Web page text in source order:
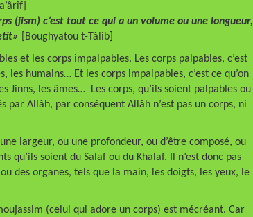
(jism) c’est tout ce qui a un volume ou une longueur,
»
[Boughyatou t-Tâlib]
et les corps impalpables. Les corps palpables, c’est
humains… Et les corps impalpables, c’est ce qu’on
Jinns, les âmes… Les corps, qu’ils soient palpables ou
Allâh, par conséquent Allâh n’est pas un corps, ni
largeur, ou une profondeur, ou d’être composé, ou
qu’ils soient du Salaf ou du Khalaf. Il n’est donc pas
des organes, tels que la main, les doigts, les yeux, le
(celui qui adore un corps) est mécréant. Car